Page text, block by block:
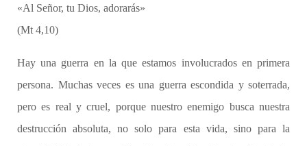
«Al Señor, tu Dios, adorarás»
(Mt 4,10)
Hay una guerra en la que estamos involucrados en primera
persona. Muchas veces es una guerra escondida y soterrada,
pero es real y cruel, porque nuestro enemigo busca nuestra
destrucción absoluta, no solo para esta vida, sino para la